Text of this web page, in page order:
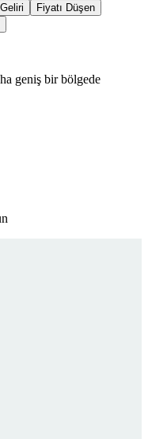
Fiyatı Düşen
geniş bir bölgede